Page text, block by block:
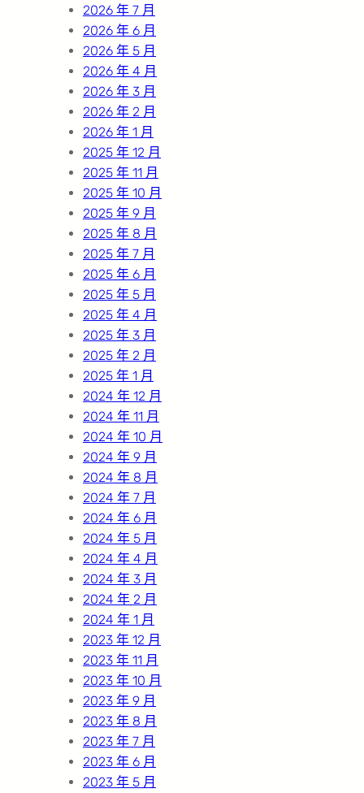
2026 年 7 月
2026 年 6 月
2026 年 5 月
2026 年 4 月
2026 年 3 月
2026 年 2 月
2026 年 1 月
2025 年 12 月
2025 年 11 月
2025 年 10 月
2025 年 9 月
2025 年 8 月
2025 年 7 月
2025 年 6 月
2025 年 5 月
2025 年 4 月
2025 年 3 月
2025 年 2 月
2025 年 1 月
2024 年 12 月
2024 年 11 月
2024 年 10 月
2024 年 9 月
2024 年 8 月
2024 年 7 月
2024 年 6 月
2024 年 5 月
2024 年 4 月
2024 年 3 月
2024 年 2 月
2024 年 1 月
2023 年 12 月
2023 年 11 月
2023 年 10 月
2023 年 9 月
2023 年 8 月
2023 年 7 月
2023 年 6 月
2023 年 5 月